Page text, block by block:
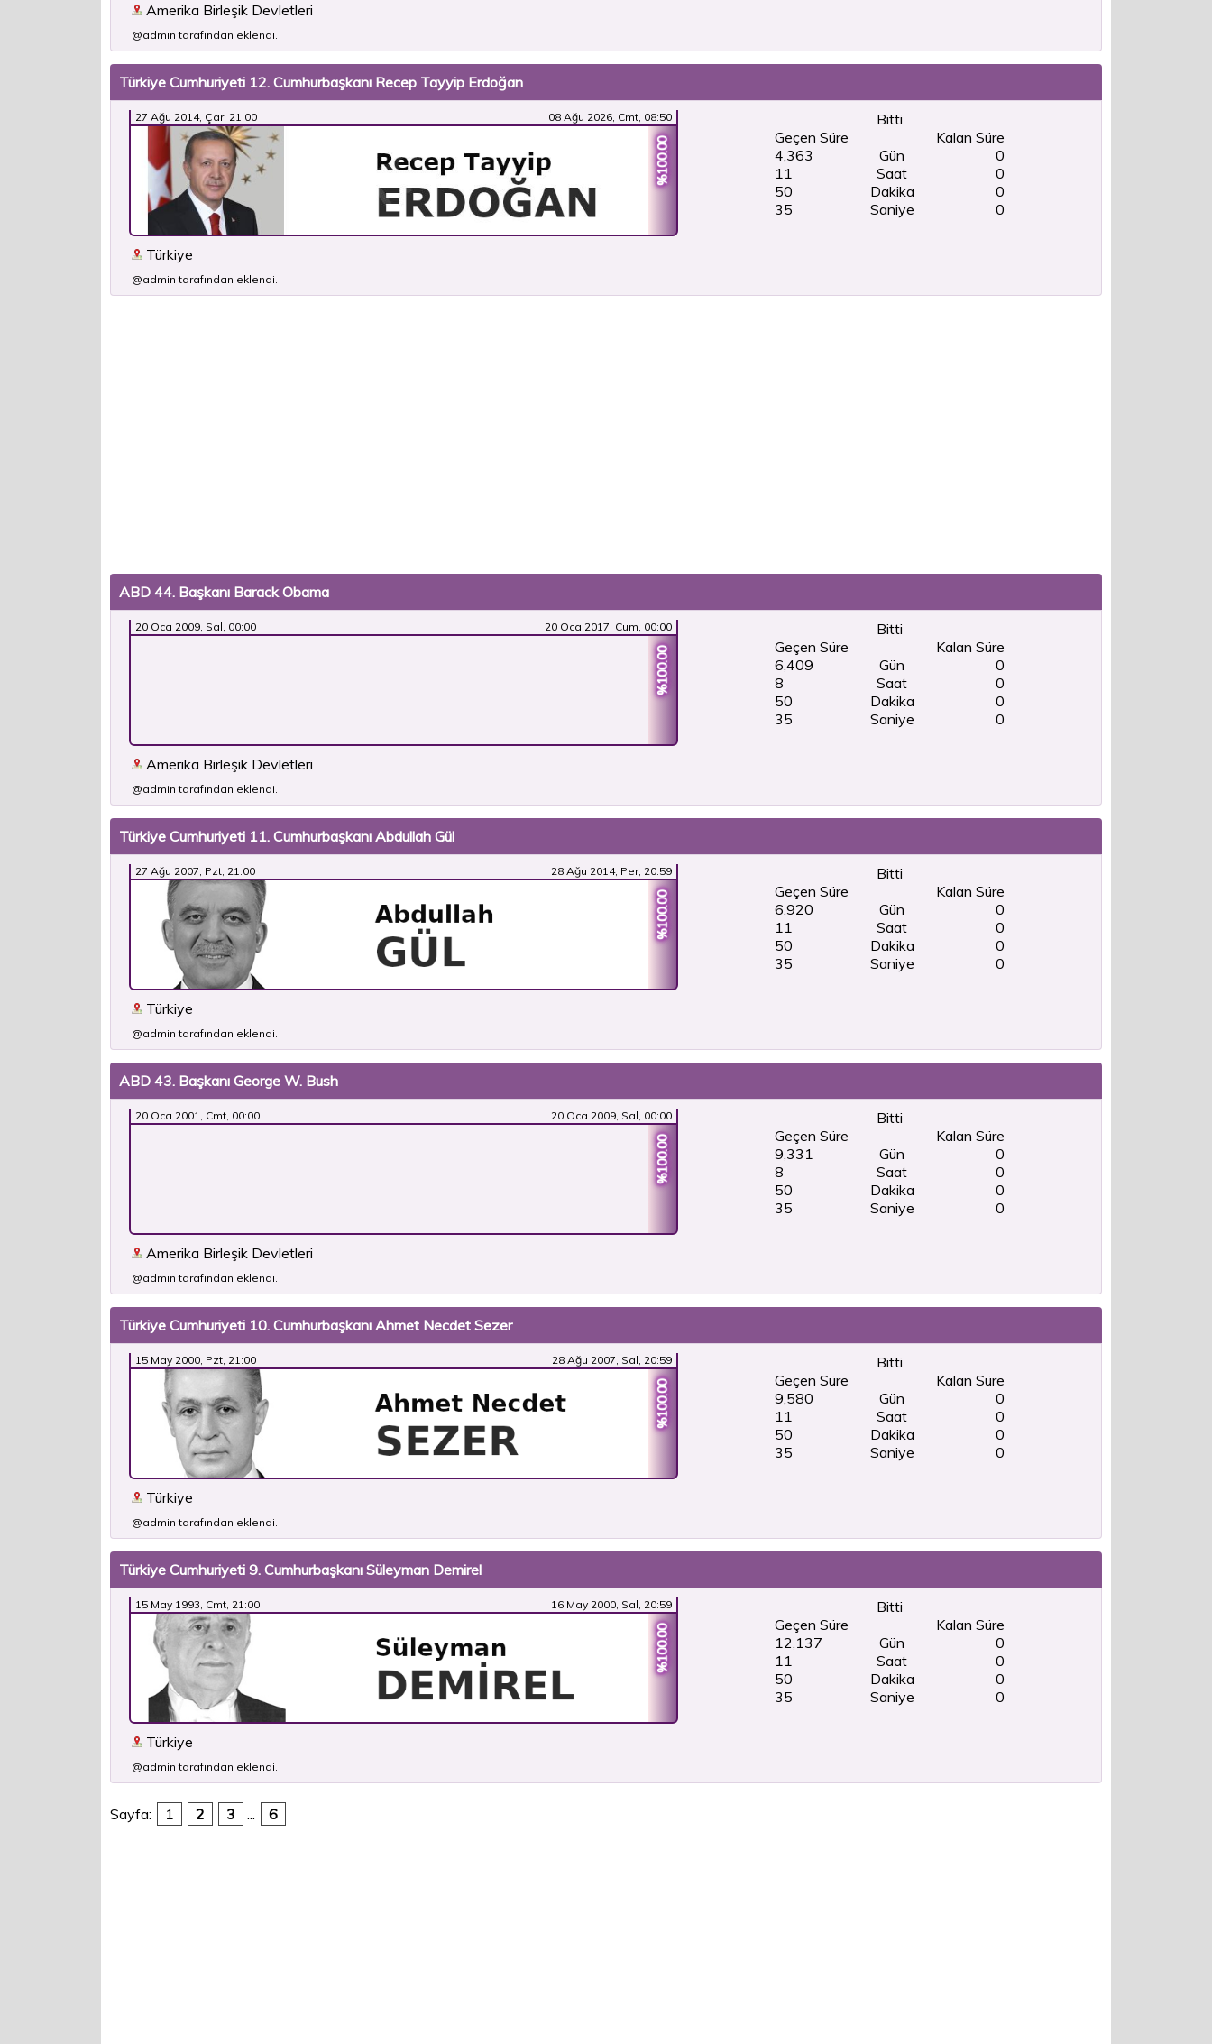
Amerika Birleşik Devletleri
@admin tarafından eklendi.
Türkiye Cumhuriyeti 12. Cumhurbaşkanı Recep Tayyip Erdoğan
27 Ağu 2014, Çar, 21:00 08 Ağu 2026, Cmt, 08:50
%100.00
Türkiye
@admin tarafından eklendi.
Bitti
Geçen Süre
4,363
11
50
36
Gün
Saat
Dakika
Saniye
Kalan Süre
0
0
0
0
ABD 44. Başkanı Barack Obama
20 Oca 2009, Sal, 00:00 20 Oca 2017, Cum, 00:00
%100.00
Amerika Birleşik Devletleri
@admin tarafından eklendi.
Bitti
Geçen Süre
6,409
8
50
36
Gün
Saat
Dakika
Saniye
Kalan Süre
0
0
0
0
Türkiye Cumhuriyeti 11. Cumhurbaşkanı Abdullah Gül
27 Ağu 2007, Pzt, 21:00 28 Ağu 2014, Per, 20:59
%100.00
Türkiye
@admin tarafından eklendi.
Bitti
Geçen Süre
6,920
11
50
36
Gün
Saat
Dakika
Saniye
Kalan Süre
0
0
0
0
ABD 43. Başkanı George W. Bush
20 Oca 2001, Cmt, 00:00 20 Oca 2009, Sal, 00:00
%100.00
Amerika Birleşik Devletleri
@admin tarafından eklendi.
Bitti
Geçen Süre
9,331
8
50
36
Gün
Saat
Dakika
Saniye
Kalan Süre
0
0
0
0
Türkiye Cumhuriyeti 10. Cumhurbaşkanı Ahmet Necdet Sezer
15 May 2000, Pzt, 21:00 28 Ağu 2007, Sal, 20:59
%100.00
Türkiye
@admin tarafından eklendi.
Bitti
Geçen Süre
9,580
11
50
36
Gün
Saat
Dakika
Saniye
Kalan Süre
0
0
0
0
Türkiye Cumhuriyeti 9. Cumhurbaşkanı Süleyman Demirel
15 May 1993, Cmt, 21:00 16 May 2000, Sal, 20:59
%100.00
Türkiye
@admin tarafından eklendi.
Bitti
Geçen Süre
12,137
11
50
36
Gün
Saat
Dakika
Saniye
Kalan Süre
0
0
0
0
Sayfa: 1 2 3 ... 6